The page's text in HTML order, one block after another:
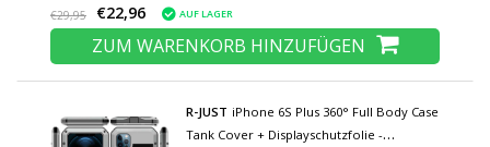
€29,95 €22,96 AUF LAGER
ZUM WARENKORB HINZUFÜGEN
R-JUST iPhone 6S Plus 360° Full Body Case
Tank Cover + Displayschutzfolie -